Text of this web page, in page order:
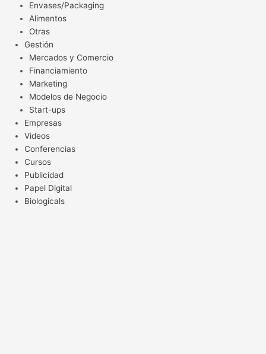
Envases/Packaging
Alimentos
Otras
Gestión
Mercados y Comercio
Financiamiento
Marketing
Modelos de Negocio
Start-ups
Empresas
Videos
Conferencias
Cursos
Publicidad
Papel Digital
Biologicals